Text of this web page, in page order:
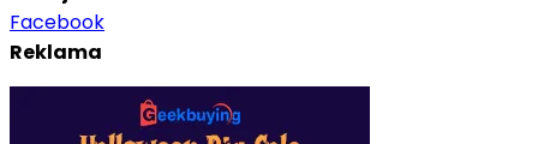
Facebook
Reklama